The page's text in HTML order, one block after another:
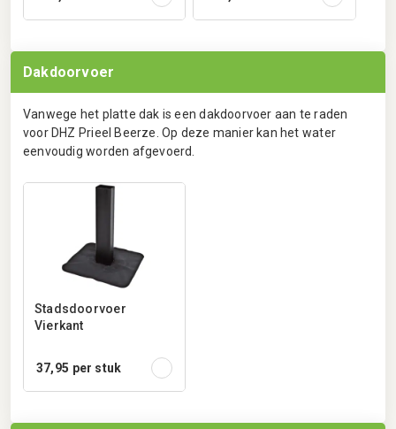
Dakdoorvoer
Vanwege het platte dak is een dakdoorvoer aan te raden
voor DHZ Prieel Beerze. Op deze manier kan het water
eenvoudig worden afgevoerd.
Stadsdoorvoer
Vierkant
37,95 per stuk